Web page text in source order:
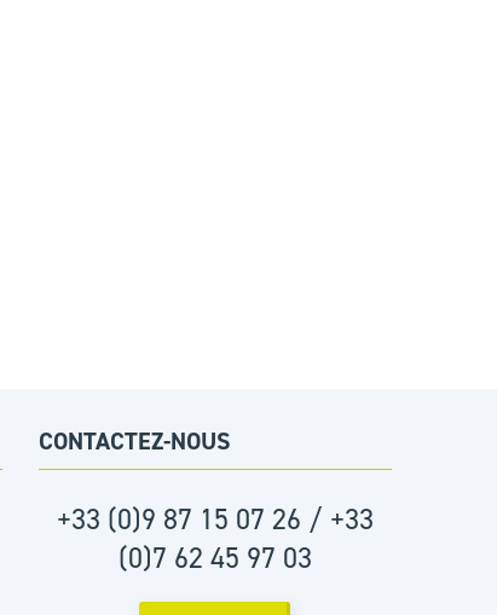
CONTACTEZ-NOUS
+33 (0)9 87 15 07 26 / +33
(0)7 62 45 97 03